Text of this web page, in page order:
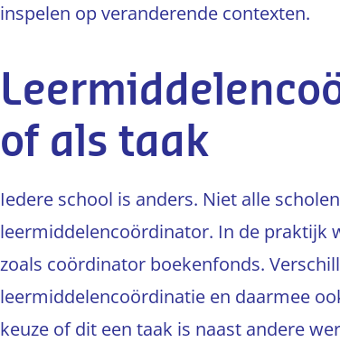
inspelen op veranderende contexten.
of als taak
Iedere school is anders. Niet alle
leermiddelencoördinator. In de praktijk
zoals coördinator boekenfonds.
leermiddelencoördinatie en daarmee
keuze of dit een taak is naast andere